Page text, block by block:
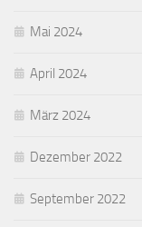
Mai 2024
April 2024
März 2024
Dezember 2022
September 2022